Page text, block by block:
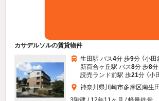
カサデルソルの賃貸物件
生田駅 バス4分 歩9分 （小田
新百合ヶ丘駅 バス8分 歩8分
読売ランド前駅 歩21分 （小
神奈川県川崎市多摩区南生